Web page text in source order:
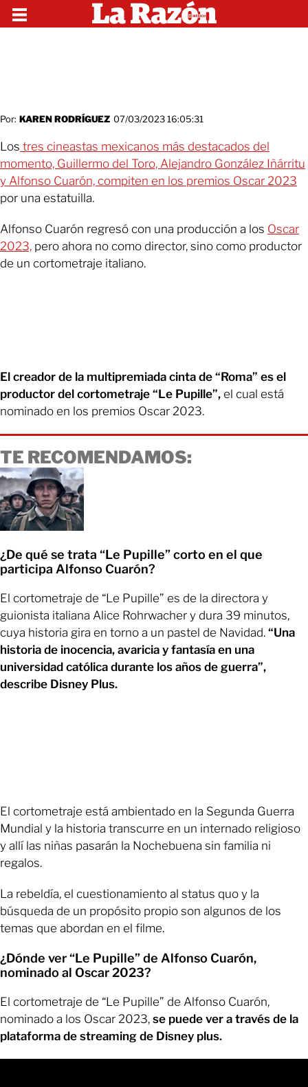
Por: KAREN RODRÍGUEZ 07/03/2023 16:05:31
Los tres cineastas mexicanos más destacados del
momento, Guillermo del Toro, Alejandro González Iñárritu
y Alfonso Cuarón, compiten en los premios Oscar 2023
por una estatuilla.
Alfonso Cuarón regresó con una producción a los Oscar
2023, pero ahora no como director, sino como productor
de un cortometraje italiano.
El creador de la multipremiada cinta de “Roma” es el
productor del cortometraje “Le Pupille”, el cual está
nominado en los premios Oscar 2023.
TE RECOMENDAMOS:
¿De qué se trata “Le Pupille” corto en el que
participa Alfonso Cuarón?
El cortometraje de “Le Pupille” es de la directora y
guionista italiana Alice Rohrwacher y dura 39 minutos,
cuya historia gira en torno a un pastel de Navidad. “Una
historia de inocencia, avaricia y fantasía en una
universidad católica durante los años de guerra”,
describe Disney Plus.
El cortometraje está ambientado en la Segunda Guerra
Mundial y la historia transcurre en un internado religioso
y allí las niñas pasarán la Nochebuena sin familia ni
regalos.
La rebeldía, el cuestionamiento al status quo y la
búsqueda de un propósito propio son algunos de los
temas que abordan en el filme.
¿Dónde ver “Le Pupille” de Alfonso Cuarón,
nominado al Oscar 2023?
El cortometraje de “Le Pupille” de Alfonso Cuarón,
nominado a los Oscar 2023, se puede ver a través de la
plataforma de streaming de Disney plus.